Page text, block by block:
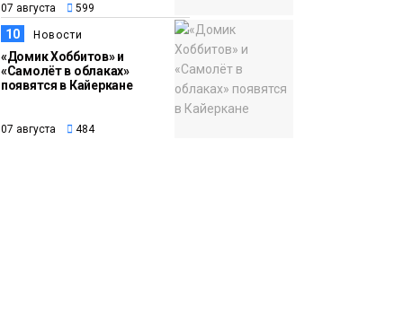
07 августа 599
10 Новости
«Домик Хоббитов» и
«Самолёт в облаках»
появятся в Кайеркане
07 августа 484